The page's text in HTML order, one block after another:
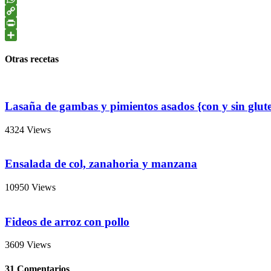
WhatsApp
Copy
Link
PrintFriendly
Otras recetas
Lasaña de gambas y pimientos asados {con y sin
4324 Views
Ensalada de col, zanahoria y manzana
10950 Views
Fideos de arroz con pollo
3609 Views
31 Comentarios